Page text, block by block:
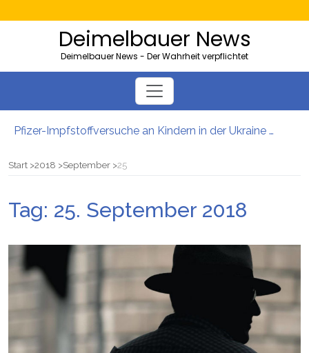
Deimelbauer News
Deimelbauer News - Der Wahrheit verpflichtet
Pfizer-Impfstoffversuche an Kindern in der Ukraine mit hohen Sterblichkeitsraten
Start 2018 September 25
Tag: 25. September 2018